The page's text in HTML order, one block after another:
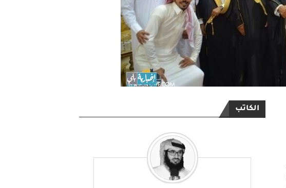
الكاتب